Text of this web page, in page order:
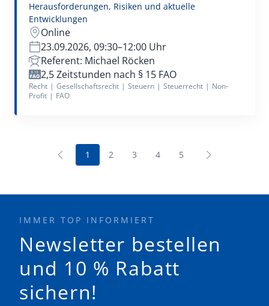
Herausforderungen, Risiken und aktuelle
Entwicklungen
Online
23.09.2026, 09:30–12:00 Uhr
Referent: Michael Röcken
2,5 Zeitstunden nach § 15 FAO
Recht | Gesellschaftsrecht | Steuern | Steuerrecht | Non-
Profit | FAO
1 2 3 4 5
IMMER TOP INFORMIERT
Newsletter bestellen
und 10 % Rabatt
sichern!